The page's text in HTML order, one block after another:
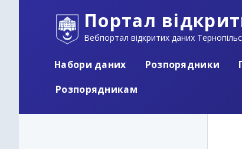
Портал
Вебпортал відкритих даних
Набори даних Розпорядники
Розпорядникам